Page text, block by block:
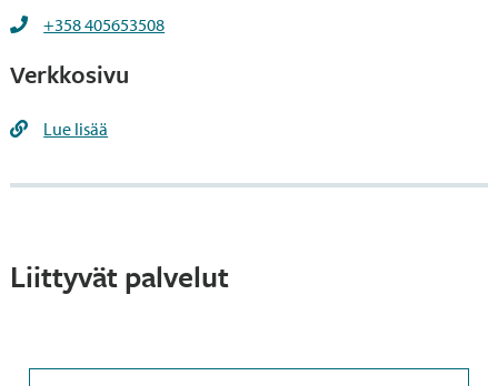
+358 405653508
Verkkosivu
Lue lisää
Liittyvät palvelut